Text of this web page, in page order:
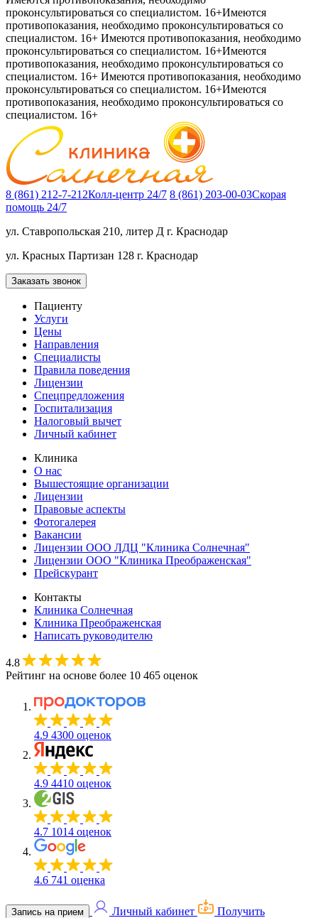
проконсультироваться со специалистом. 16+Имеются
противопоказания, необходимо проконсультироваться со
специалистом. 16+ Имеются противопоказания, необходимо
проконсультироваться со специалистом. 16+Имеются
противопоказания, необходимо проконсультироваться со
специалистом. 16+ Имеются противопоказания, необходимо
проконсультироваться со специалистом. 16+Имеются
противопоказания, необходимо проконсультироваться со
специалистом. 16+
8 (861) 212-7-212Колл-центр 24/7 8 (861) 203-00-03Скорая
помощь 24/7
ул. Ставропольская 210, литер Д г. Краснодар
ул. Красных Партизан 128 г. Краснодар
Заказать звонок
Пациенту
Услуги
Цены
Направления
Специалисты
Правила поведения
Лицензии
Спецпредложения
Госпитализация
Налоговый вычет
Личный кабинет
Клиника
О нас
Вышестоящие организации
Лицензии
Правовые аспекты
Фотогалерея
Вакансии
Лицензии ООО ЛДЦ "Клиника Солнечная"
Лицензии ООО "Клиника Преображенская"
Прейскурант
Контакты
Клиника Солнечная
Клиника Преображенская
Написать руководителю
4.8
Рейтинг на основе более 10 465 оценок
4.9 4300 оценок
4.9 4410 оценок
4.7 1014 оценок
4.6 741 оценка
Запись на прием Личный кабинет
Получить